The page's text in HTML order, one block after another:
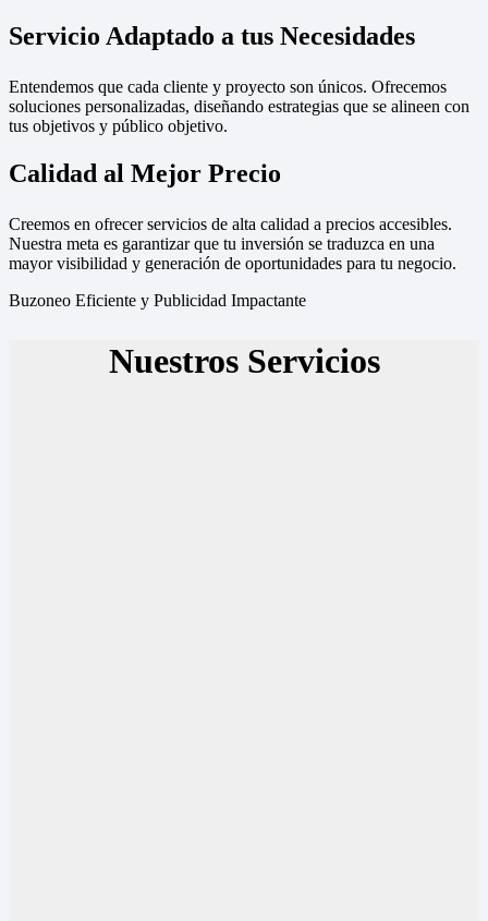
Servicio Adaptado a tus Necesidades
Entendemos que cada cliente y proyecto son únicos. Ofrecemos
soluciones personalizadas, diseñando estrategias que se alineen con
tus objetivos y público objetivo.
Calidad al Mejor Precio
Creemos en ofrecer servicios de alta calidad a precios accesibles.
Nuestra meta es garantizar que tu inversión se traduzca en una
mayor visibilidad y generación de oportunidades para tu negocio.
Buzoneo Eficiente y Publicidad Impactante
Nuestros Servicios